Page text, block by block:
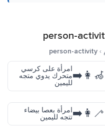
person-
›
person-activity
👩‍🦽‍➡️
امرأة على كرسي
متحرك يدوي متجه
لليمين
👩‍🦯‍➡️امرأة بعصا بيضاء
تتجه لليمين